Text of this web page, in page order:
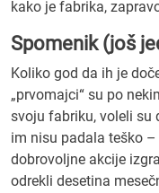
kako je fabrika,
Spomenik (još
Koliko god da ih je
„prvomajci“ su po
svoju fabriku, voleli su
im nisu padala teško
dobrovoljne akcije
odrekli desetina